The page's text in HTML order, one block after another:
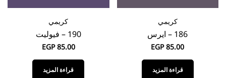
كريمي
186 – ايرس
EGP85.00
قراءة المزيد
كريمي
190 – فيوليت
EGP85.00
قراءة المزيد